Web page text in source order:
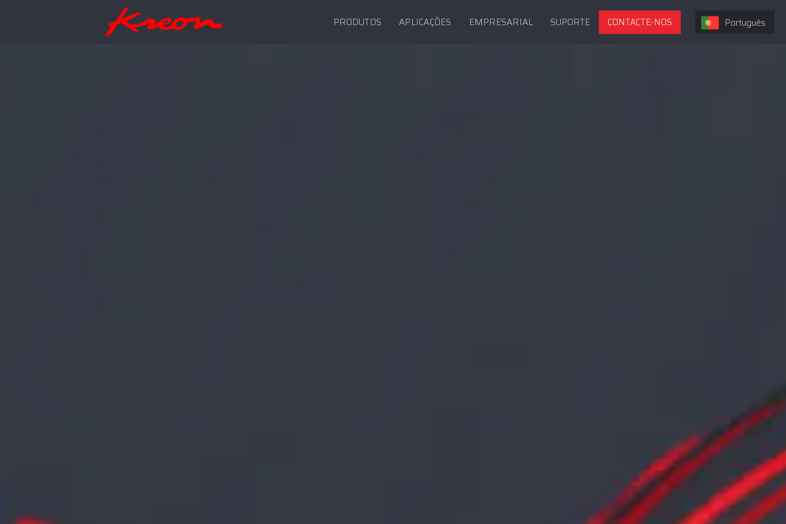
PRODUTOS APLICAÇÕES EMPRESARIAL SUPORTE CONTACTE-NOS Português